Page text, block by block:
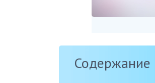
Содержание